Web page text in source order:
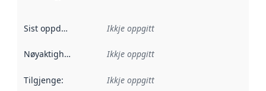
Sist oppdatert Ikkje oppgitt
Nøyaktigheit Ikkje oppgitt
Tilgjenge: Ikkje oppgitt